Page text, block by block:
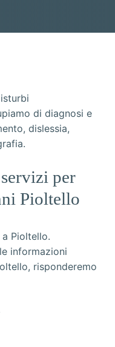
di diagnosi e
dislessia,
per
Pioltello